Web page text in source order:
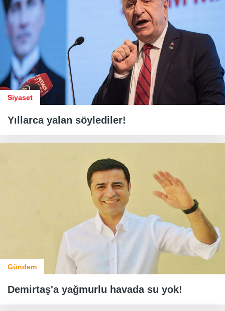
Siyaset
Yıllarca yalan söylediler!
Gündem
Demirtaş'a yağmurlu havada su yok!